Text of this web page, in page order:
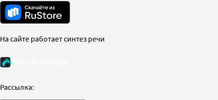
На сайте работает синтез речи
Рассылка: